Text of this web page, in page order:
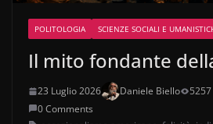
POLITOLOGIA SCIENZE SOCIALI E
Il mito fondante
23 Luglio 2026 Daniele Biello
0 Comments